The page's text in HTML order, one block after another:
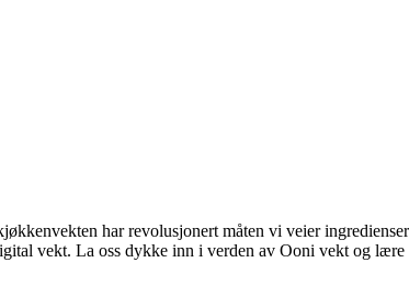
har revolusjonert måten vi veier ingredienser
vekt. La oss dykke inn i verden av Ooni vekt og lære